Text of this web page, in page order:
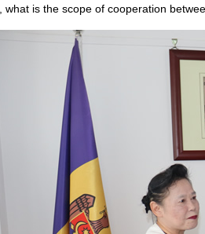
what is the scope of cooperation